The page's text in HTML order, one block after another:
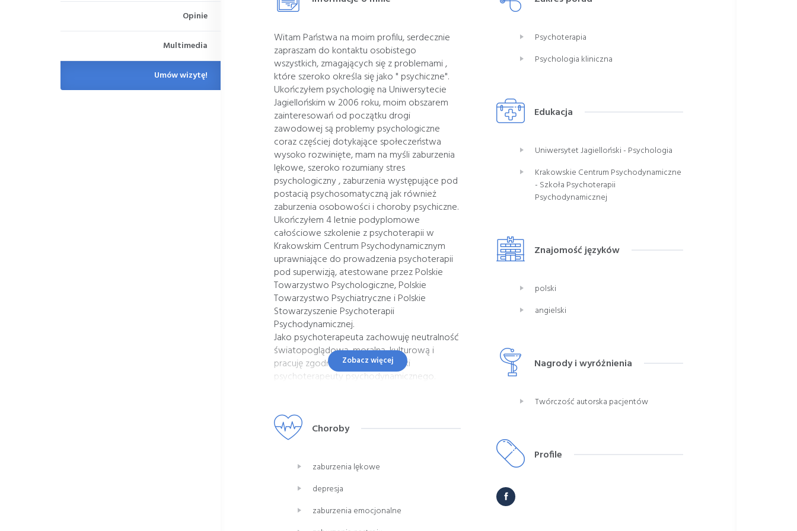
Opinie
Multimedia
Umów wizytę!
Witam Państwa na moim profilu, serdecznie
zapraszam do kontaktu osobistego
wszystkich, zmagających się z problemami ,
które szeroko określa się jako " psychiczne".
Ukończyłem psychologię na Uniwersytecie
Jagiellońskim w 2006 roku, moim obszarem
zainteresowań od początku drogi
zawodowej są problemy psychologiczne
coraz częściej dotykające społeczeństwa
wysoko rozwinięte, mam na myśli zaburzenia
lękowe, szeroko rozumiany stres
psychologiczny , zaburzenia występujące pod
postacią psychosomatyczną jak również
zaburzenia osobowości i choroby psychiczne.
Ukończyłem 4 letnie podyplomowe
całościowe szkolenie z psychoterapii w
Krakowskim Centrum Psychodynamicznym
uprawniające do prowadzenia psychoterapii
pod superwizją, atestowane przez Polskie
Towarzystwo Psychologiczne, Polskie
Towarzystwo Psychiatryczne i Polskie
Stowarzyszenie Psychoterapii
Psychodynamicznej.
Jako psychoterapeuta zachowuję neutralność
światopoglądową, moralną, kulturową i
pracuję zgodnie z kodeksem etyki
psychoterapeuty psychodynamicznego.
terapie wspierające osób cierpiących na
choroby psychiczne.
Zdrowia Psychicznego i w Psychiatrycznym
przez okres 6,5 roku, gdzie
współprowadziłem i prowadziłem
psychoterapię grupowa zaburzeń
Zobacz więcej
Psychoterapia
Psychologia kliniczna
Edukacja
Uniwersytet Jagielloński - Psychologia
Krakowskie Centrum Psychodynamiczne
- Szkoła Psychoterapii
Psychodynamicznej
Znajomość języków
polski
angielski
Nagrody i wyróżnienia
Twórczość autorska pacjentów
Choroby
zaburzenia lękowe
depresja
zaburzenia emocjonalne
Profile